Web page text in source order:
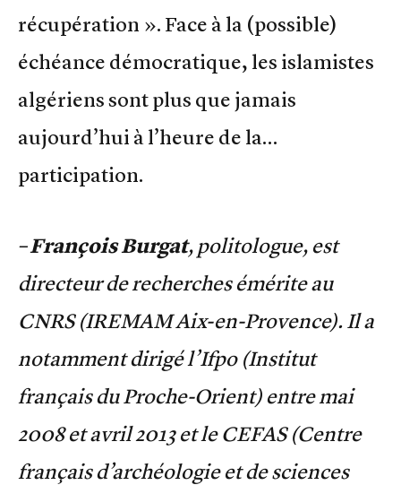
récupération ». Face à la (possible)
échéance démocratique, les islamistes
algériens sont plus que jamais
aujourd’hui à l’heure de la…
participation.
– François Burgat, politologue, est
directeur de recherches émérite au
CNRS (IREMAM Aix-en-Provence). Il a
notamment dirigé l’Ifpo (Institut
français du Proche-Orient) entre mai
2008 et avril 2013 et le CEFAS (Centre
français d’archéologie et de sciences